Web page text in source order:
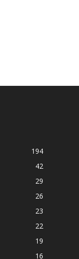
194
42
29
26
23
22
19
16